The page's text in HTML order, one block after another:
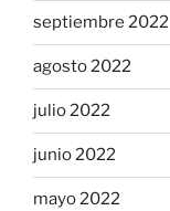
septiembre 2022
agosto 2022
julio 2022
junio 2022
mayo 2022